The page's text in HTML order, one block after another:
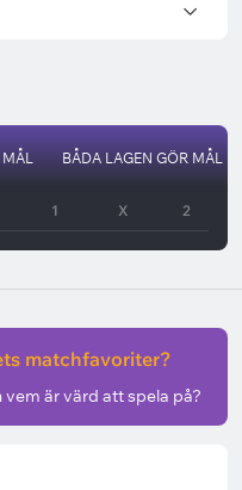
MÅL BÅDA LAGEN GÖR MÅL
1 X 2
matchfavoriter?
är värd att spela på?